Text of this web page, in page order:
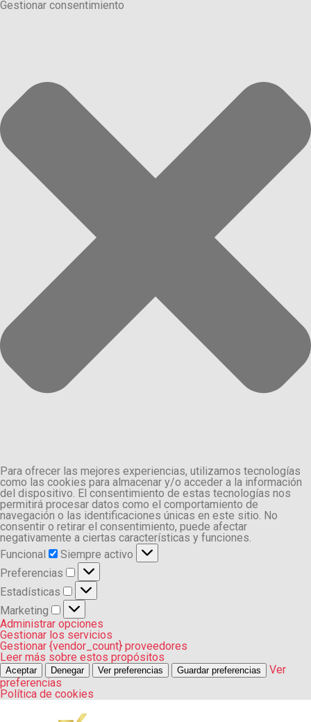
Gestionar consentimiento
Para ofrecer las mejores experiencias, utilizamos tecnologías
como las cookies para almacenar y/o acceder a la información
del dispositivo. El consentimiento de estas tecnologías nos
permitirá procesar datos como el comportamiento de
navegación o las identificaciones únicas en este sitio. No
consentir o retirar el consentimiento, puede afectar
negativamente a ciertas características y funciones.
Funcional
Funcional
Siempre activo
Preferencias
Preferencias
Estadísticas
Estadísticas
Marketing
Marketing
Administrar opciones
Gestionar los servicios
Gestionar {vendor_count} proveedores
Leer más sobre estos propósitos
Aceptar Denegar Ver preferencias Guardar preferencias
Ver
preferencias
Política de cookies